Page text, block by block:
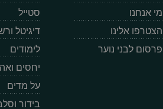
מי אנחנו
הצטרפו אלינו
פרסום לבני נוער
סטייל
דיגיטל
לימודים
יחסים
על מדים
בידור